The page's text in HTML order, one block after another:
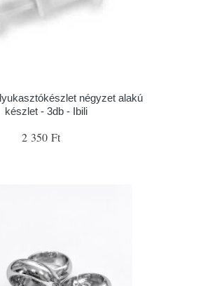
négyzet alakú
készlet - 3db - Ibili
2 350 Ft